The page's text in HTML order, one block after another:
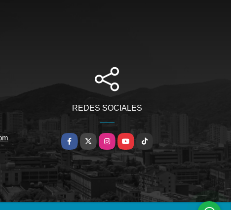
REDES SOCIALES
Facebook
X InstagramYouTubeTikTok